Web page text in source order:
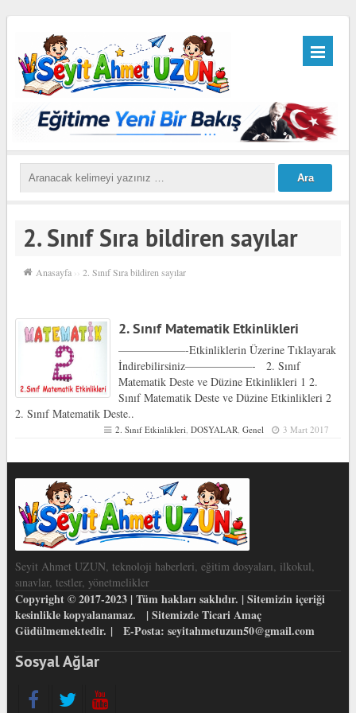
2. Sınıf Sıra bildiren sayılar
Anasayfa ›› 2. Sınıf Sıra bildiren sayılar
2. Sınıf Matematik Etkinlikleri
——————-Etkinliklerin Üzerine Tıklayarak
İndirebilirsiniz——————- 2. Sınıf
Matematik Deste ve Düzine Etkinlikleri 1 2.
Sınıf Matematik Deste ve Düzine Etkinlikleri 2
2. Sınıf Matematik Deste..
2. Sınıf Etkinlikleri,DOSYALAR,Genel 3 Mart 2017
Seyit Ahmet UZUN, teknoloji haberleri, eğitim dosyaları, ilkokul,
sınavlar, testler, yönetmelikler
Copyright © 2017-2023 | Tüm hakları saklıdır. | Sitemizin içeriği
kesinlikle kopyalanamaz. | Sitemizde Ticari Amaç
Güdülmemektedir. | E-Posta: seyitahmetuzun50@gmail.com
Sosyal Ağlar